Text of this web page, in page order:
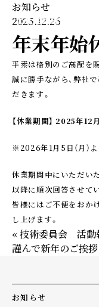
お知らせ
2025.12.26
年末年始
平素は格別のご高配を
誠に勝手ながら、弊社
だきます。
【休業期間】 2025年12月
※2026年1月5日（月）
休業期間中にいただい
以降に順次回答させて
皆様にはご不便をおか
し上げます。
« 技術委員会 活動
謹んで新年のご挨
お知らせ